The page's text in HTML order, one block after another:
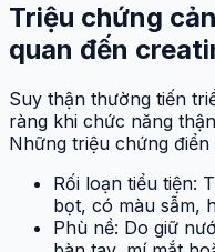
Triệu chứng
quan đến
Suy thận thường tiến
ràng khi chức năng
Những triệu chứng
Rối loạn tiểu tiện:
bọt, có màu sẫm,
Phù nề: Do giữ